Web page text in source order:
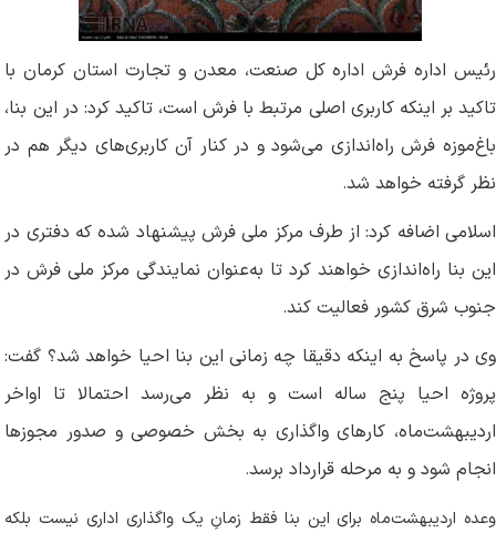
رئیس اداره فرش اداره کل صنعت، معدن و تجارت استان کرمان با
تاکید بر اینکه کاربری اصلی مرتبط با فرش است، تاکید کرد: در این بنا،
باغ‌موزه فرش راه‌اندازی می‌شود و در کنار آن کاربری‌های دیگر هم در
نظر گرفته خواهد شد.
اسلامی اضافه کرد: از طرف مرکز ملی فرش پیشنهاد شده که دفتری در
این بنا راه‌اندازی خواهند کرد تا به‌عنوان نمایندگی مرکز ملی فرش در
جنوب شرق کشور فعالیت کند.
وی در پاسخ به اینکه دقیقا چه زمانی این بنا احیا خواهد شد؟ گفت:
پروژه احیا پنج ساله است و به نظر می‌رسد احتمالا تا اواخر
اردیبهشت‌ماه، کارهای واگذاری به بخش خصوصی و صدور مجوزها
انجام شود و به مرحله قرارداد برسد.
وعده اردیبهشت‌ماه برای این بنا فقط زمانِ یک واگذاری اداری نیست بلکه